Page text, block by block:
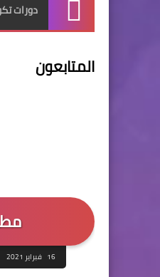
الرئيسية
دورات
المتابعون
16 فبراير 2021